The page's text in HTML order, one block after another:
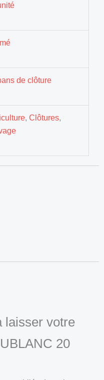
de clôture
,Clôtures,
laisser votre
20